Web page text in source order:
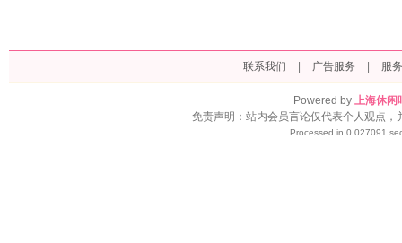
联系我们 广告服务 服
Powered by 上海休闲
免责声明：站内会员言论仅代表个人观点
Processed in 0.027091